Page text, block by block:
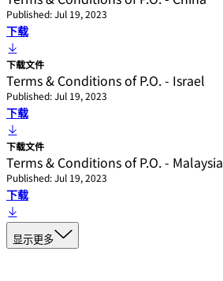
Published: Jul 19, 2023
下载
下载文件
Terms & Conditions of P.O. - Israel
Published: Jul 19, 2023
下载
下载文件
Terms & Conditions of P.O. - Malaysia
Published: Jul 19, 2023
下载
显示更多